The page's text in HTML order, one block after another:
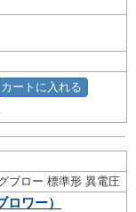
カートに入れる
ブロー 標準形 異電圧
ワー）